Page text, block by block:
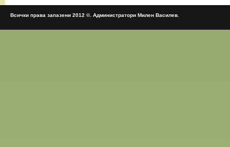
Всички права запазени 2012 ©. Администратори Милен Василев.